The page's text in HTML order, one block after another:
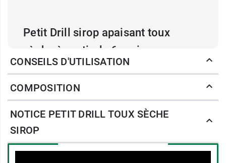
Petit Drill sirop apaisant toux
sèche à partir de 6 mois
grâce à l’action du
mécanique. Il forme un film protecteur et
soulage la gorge afin de mettre fin à la toux
sèche liée à l’irritation.
CONSEILS D'UTILISATION
COMPOSITION
NOTICE PETIT DRILL TOUX SÈCHE
SIROP